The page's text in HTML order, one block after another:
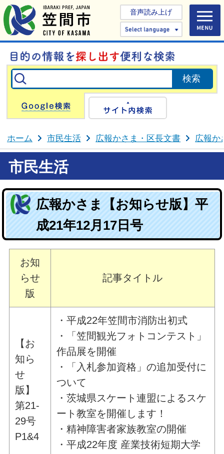
音声読み上げ
Select
Google検索
ホーム 市民生活 広報かさま・区長文書 広報か
市民生活
広報かさま【お知らせ版】平
成21年12月17日号
お知
らせ
版
記事タイトル
【お
知ら
せ
版】
第21-
29号
P1&4
・平成22年笠間市消防出初式
・「笠間観光フォトコンテスト」
作品展を開催
・「入札参加資格」の追加受付に
ついて
・茨城県スケート連盟によるスケ
ート教室を開催します！
・精神障害者家族教室の開催
・平成22年度 産業技術短期大学